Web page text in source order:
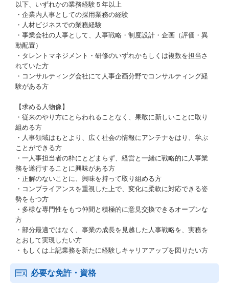
以下、いずれかの業務経験５年以上
・企業内人事としての採用業務の経験
・人材ビジネスでの業務経験
・事業会社の人事として、人事戦略・制度設計・企画（評価・異
動配置）
・タレントマネジメント・研修のいずれかもしくは複数を担当さ
れていた方
・コンサルティング会社にて人事企画分野でコンサルティング経
験がある方
【求める人物像】
・従来のやり方にとらわれることなく、果敢に新しいことに取り
組める方
・人事領域はもとより、広く社会の情報にアンテナをはり、学ぶ
ことができる方
・一人事担当者の枠にとどまらず、経営と一緒に戦略的に人事業
務を遂行することに興味がある方
・正解のないことに、興味を持って取り組める方
・コンプライアンスを重視した上で、変化に柔軟に対応できる姿
勢をもつ方
・多様な専門性をもつ仲間と積極的に意見交換できるオープンな
方
・部分最適ではなく、事業の成長を見越した人事戦略を、実務を
とおして実現したい方
・もしくは上記業務を新たに経験しキャリアアップを図りたい方
必要な免許・資格